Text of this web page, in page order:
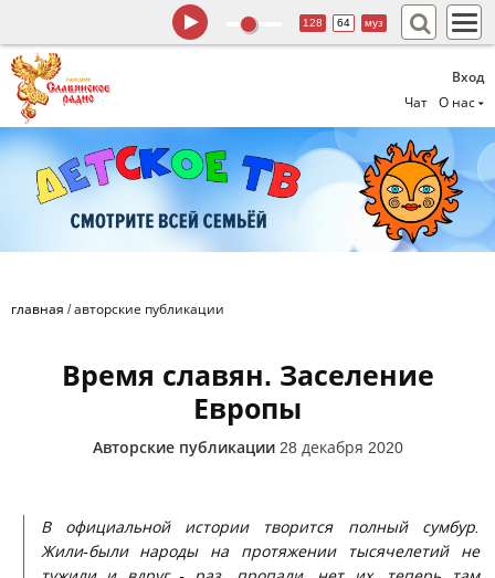
Вход
Чат
О нас
128 64 муз
главная /авторские публикации
Время славян. Заселение
Европы
Авторские публикации 28 декабря 2020
В официальной истории творится полный сумбур.
Жили-были народы на протяжении тысячелетий не